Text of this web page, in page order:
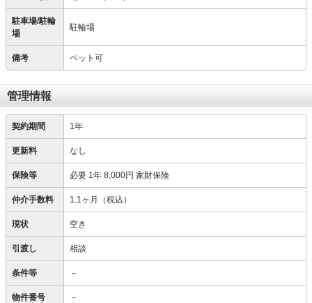
駐車場/駐輪
場
駐輪場
備考 ペット可
管理情報
契約期間 1年
更新料 なし
保険等 必要 1年 8,000円 家財保険
仲介手数料 1.1ヶ月（税込）
現状 空き
引渡し 相談
条件等 －
物件番号 －